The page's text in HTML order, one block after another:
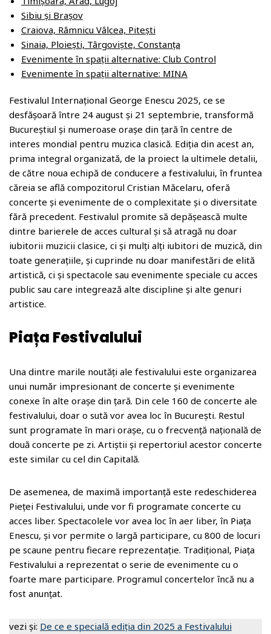
m
Sibiu și Brașov
Craiova, Râmnicu Vâlcea, Pitești
Sinaia, Ploiești, Târgoviște, Constanța
Evenimente în spații alternative: Club Control
Evenimente în spații alternative: MINA
Festivalul Internațional George Enescu 2025, ce se
desfășoară între 24 august și 21 septembrie, transformă
Bucureștiul și numeroase orașe din țară în centre de
interes mondial pentru muzica clasică. Ediția din acest an,
prima integral organizată, de la proiect la ultimele detalii,
de către noua echipă de conducere a festivalului, în fruntea
căreia se află compozitorul Cristian Măcelaru, oferă
concerte și evenimente de o complexitate și o diversitate
fără precedent. Festivalul promite să depășească multe
dintre barierele de acces cultural și să atragă nu doar
iubitorii muzicii clasice, ci și mulți alți iubitori de muzică, din
toate generațiile, și cuprinde nu doar manifestări de elită
artistică, ci și spectacole sau evenimente speciale cu acces
public sau care integrează alte discipline și alte genuri
artistice.
Piața Festivalului
Una dintre marile noutăți ale festivalului este organizarea
unui număr impresionant de concerte și evenimente
conexe în alte orașe din țară. Din cele 160 de concerte ale
festivalului, doar o sută vor avea loc în București. Restul
sunt programate în mari orașe, cu o frecvență națională de
două concerte pe zi. Artiștii și repertoriul acestor concerte
este similar cu cel din Capitală.
De asemenea, de maximă importanță este redeschiderea
Pieței Festivalului, unde vor fi programate concerte cu
acces liber. Spectacolele vor avea loc în aer liber, în Piața
Enescu, și vor permite o largă participare, cu 800 de locuri
pe scaune pentru fiecare reprezentație. Tradițional, Piața
Festivalului a reprezentat o serie de evenimente cu o
foarte mare participare. Programul concertelor încă nu a
fost anunțat.
vezi și: De ce e specială ediția din 2025 a Festivalului